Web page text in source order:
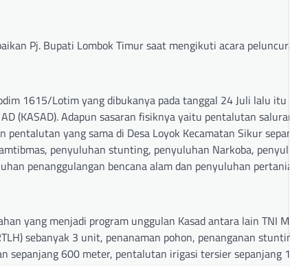
Pj. Bupati Lombok Timur saat mengikuti acara
1615/Lotim yang dibukanya pada tanggal 24 Juli lalu
(KASAD). Adapun sasaran fisiknya yaitu pentalutan
pentalutan yang sama di Desa Loyok Kecamatan Sikur
penyuluhan stunting, penyuluhan Narkoba,
penanggulangan bencana alam dan penyuluhan
yang menjadi program unggulan Kasad antara lain TNI
sebanyak 3 unit, penanaman pohon, penanganan
sepanjang 600 meter, pentalutan irigasi tersier sepanjang